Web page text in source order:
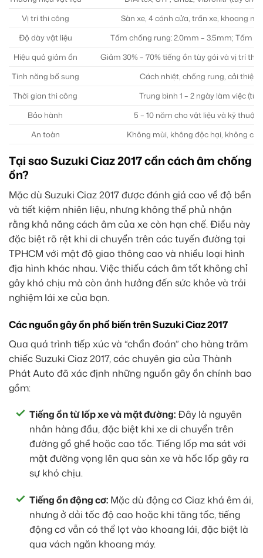
Vị trí thi công
Sàn xe, 4 cánh cửa, trần xe, khoang
Độ dày vật liệu
Tấm chống rung: 2.0mm – 3.5mm; Tấm
Hiệu quả giảm ồn
Giảm 30% – 70% tiếng ồn tùy gói và vị trí thi
Tính năng bổ sung
Cách nhiệt, chống rung, cải
Thời gian thi công
Trung bình 1 – 2 ngày làm việc
Bảo hành
5 – 10 năm cho vật liệu và kỹ thuật
An toàn
Không mùi, không độc hại, không
Tại sao Suzuki Ciaz 2017 cần cách âm chống
ồn?
Mặc dù Suzuki Ciaz 2017 được đánh giá cao về độ bền
và tiết kiệm nhiên liệu, nhưng không thể phủ nhận
rằng khả năng cách âm của xe còn hạn chế. Điều này
đặc biệt rõ rệt khi di chuyển trên các tuyến đường tại
TPHCM với mật độ giao thông cao và nhiều loại hình
địa hình khác nhau. Việc thiếu cách âm tốt không chỉ
gây khó chịu mà còn ảnh hưởng đến sức khỏe và trải
nghiệm lái xe của bạn.
Các nguồn gây ồn phổ biến trên Suzuki Ciaz 2017
Qua quá trình tiếp xúc và “chẩn đoán” cho hàng trăm
chiếc Suzuki Ciaz 2017, các chuyên gia của Thành
Phát Auto đã xác định những nguồn gây ồn chính bao
gồm:
Tiếng ồn từ lốp xe và mặt đường:Đây là nguyên
nhân hàng đầu, đặc biệt khi xe di chuyển trên
đường gồ ghề hoặc cao tốc. Tiếng lốp ma sát với
mặt đường vọng lên qua sàn xe và hốc lốp gây ra
sự khó chịu.
Tiếng ồn động cơ: Mặc dù động cơ Ciaz khá êm ái,
nhưng ở dải tốc độ cao hoặc khi tăng tốc, tiếng
động cơ vẫn có thể lọt vào khoang lái, đặc biệt là
qua vách ngăn khoang máy.